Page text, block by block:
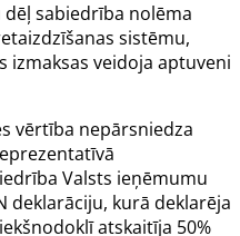
sabiedrība nolēma
sistēmu,
izmaksas veidoja aptuveni
vērtība nepārsniedza
Valsts ieņēmumu
deklarāciju, kurā deklarēja
atskaitīja 50%